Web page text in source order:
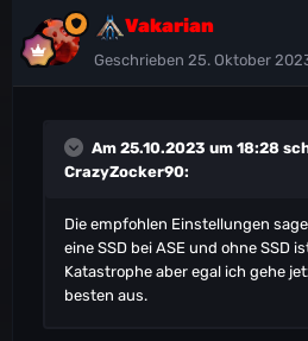
Vakarian
Geschrieben 25. Oktober
Am 25.10.2023 um 18:28
CrazyZocker90:
Die empfohlen Einstellungen
eine SSD bei ASE und ohne SSD
Katastrophe aber egal ich gehe
besten aus.